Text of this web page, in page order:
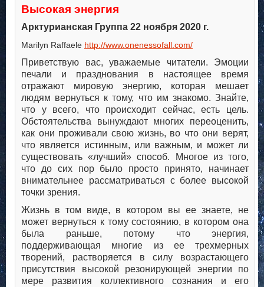
Высокая энергия
Арктурианская Группа 22 ноября 2020 г.
Marilyn Raffaele http://www.onenessofall.com/
Приветствую вас, уважаемые читатели. Эмоции
печали и празднования в настоящее время
отражают мировую энергию, которая мешает
людям вернуться к тому, что им знакомо. Знайте,
что у всего, что происходит сейчас, есть цель.
Обстоятельства вынуждают многих переоценить,
как они проживали свою жизнь, во что они верят,
что является истинным, или важным, и может ли
существовать «лучший» способ. Многое из того,
что до сих пор было просто принято, начинает
внимательнее рассматриваться с более высокой
точки зрения.
Жизнь в том виде, в котором вы ее знаете, не
может вернуться к тому состоянию, в котором она
была раньше, потому что энергия,
поддерживающая многие из ее трехмерных
творений, растворяется в силу возрастающего
присутствия высокой резонирующей энергии по
мере развития коллективного сознания и его